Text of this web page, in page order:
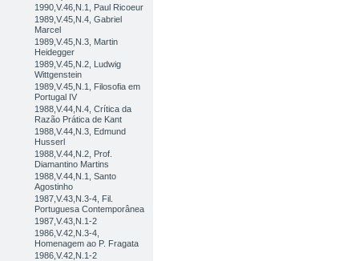
1990,V.46,N.1, Paul Ricoeur
1989,V.45,N.4, Gabriel
Marcel
1989,V.45,N.3, Martin
Heidegger
1989,V.45,N.2, Ludwig
Wittgenstein
1989,V.45,N.1, Filosofia em
Portugal IV
1988,V.44,N.4, Crítica da
Razão Prática de Kant
1988,V.44,N.3, Edmund
Husserl
1988,V.44,N.2, Prof.
Diamantino Martins
1988,V.44,N.1, Santo
Agostinho
1987,V.43,N.3-4, Fil.
Portuguesa Contemporânea
1987,V.43,N.1-2
1986,V.42,N.3-4,
Homenagem ao P. Fragata
1986,V.42,N.1-2